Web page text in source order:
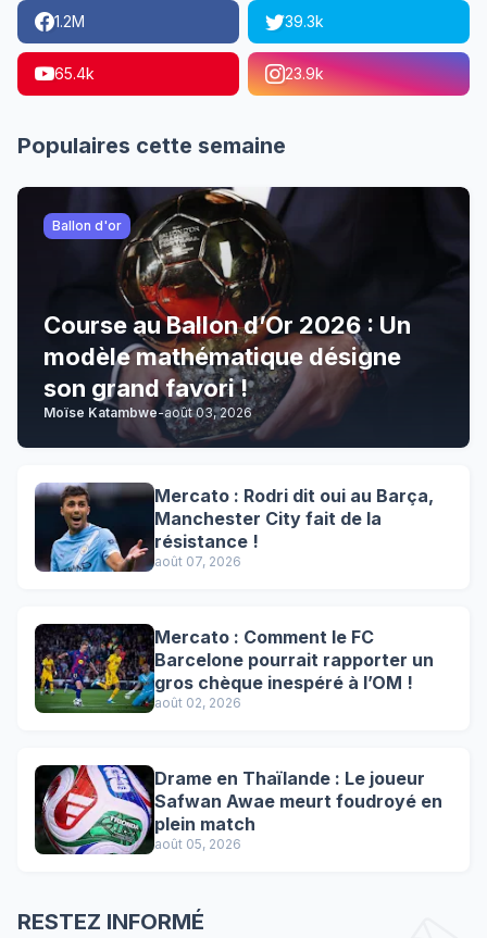
1.2M 39.3k
65.4k 23.9k
Populaires cette semaine
Ballon d'or
Course au Ballon d’Or 2026 : Un
modèle mathématique désigne
son grand favori !
Moïse Katambwe-août 03, 2026
Mercato : Rodri dit oui au Barça,
Manchester City fait de la
résistance !
août 07, 2026
Mercato : Comment le FC
Barcelone pourrait rapporter un
gros chèque inespéré à l’OM !
août 02, 2026
Drame en Thaïlande : Le joueur
Safwan Awae meurt foudroyé en
plein match
août 05, 2026
RESTEZ INFORMÉ